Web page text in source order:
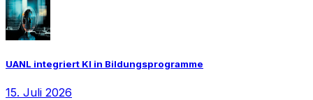
UANL integriert KI in Bildungsprogramme
15. Juli 2026